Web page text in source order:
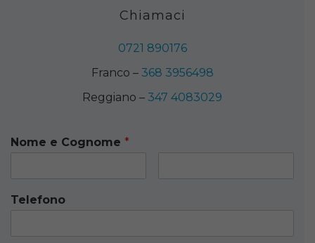
Chiamaci
0721 890176
Franco – 368 3956498
Reggiano – 347 4083029
Nome e Cognome *
Telefono